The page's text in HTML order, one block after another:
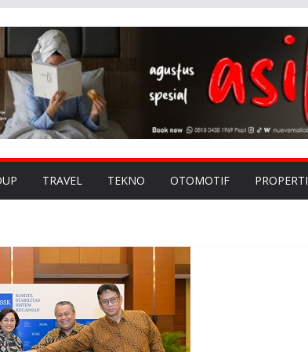
TRAVEL TEKNO OTOMOTIF PROPERTI